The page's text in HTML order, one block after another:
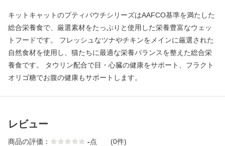
キットキャットのプティパウチシリーズはAAFCO基準を満たした
総合栄養食で、厳選素材をたっぷりと使用した栄養豊富なウェッ
トフードです。 フレッシュなツナやチキンをメインに厳選された
自然食材を使用し、猫たちに最適な栄養バランスを整えた総合栄
養食です。 タウリン配合で目・心臓の健康をサポート、フラクト
オリゴ糖でお腹の健康もサポートします。
レビュー
商品の評価： -点 (0件)